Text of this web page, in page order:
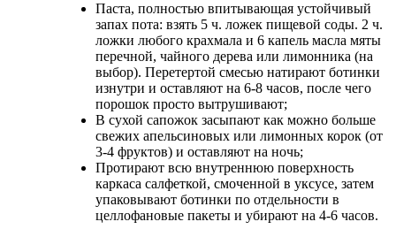
Паста, полностью впитывающая устойчивый
запах пота: взять 5 ч. ложек пищевой соды. 2 ч.
ложки любого крахмала и 6 капель масла мяты
перечной, чайного дерева или лимонника (на
выбор). Перетертой смесью натирают ботинки
изнутри и оставляют на 6-8 часов, после чего
порошок просто вытрушивают;
В сухой сапожок засыпают как можно больше
свежих апельсиновых или лимонных корок (от
3-4 фруктов) и оставляют на ночь;
Протирают всю внутреннюю поверхность
каркаса салфеткой, смоченной в уксусе, затем
упаковывают ботинки по отдельности в
целлофановые пакеты и убирают на 4-6 часов.